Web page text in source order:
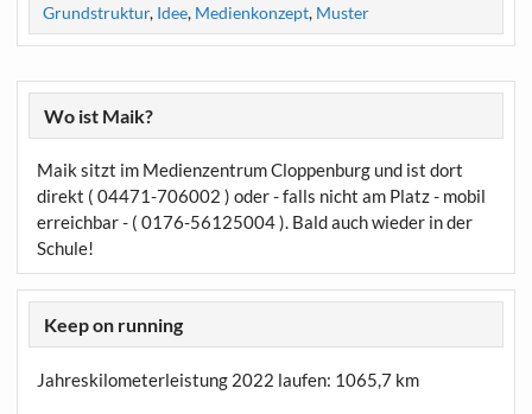
Grundstruktur, Idee, Medienkonzept, Muster
Wo ist Maik?
Maik sitzt im Medienzentrum Cloppenburg und ist dort
direkt ( 04471-706002 ) oder - falls nicht am Platz - mobil
erreichbar - ( 0176-56125004 ). Bald auch wieder in der
Schule!
Keep on running
Jahreskilometerleistung 2022 laufen: 1065,7 km